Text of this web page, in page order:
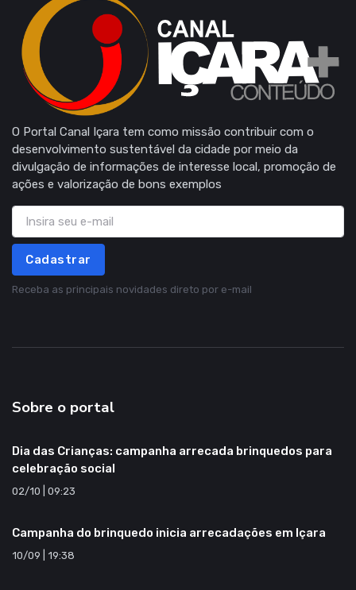
O Portal Canal Içara tem como missão contribuir com o
desenvolvimento sustentável da cidade por meio da
divulgação de informações de interesse local, promoção de
ações e valorização de bons exemplos
Cadastrar
Receba as principais novidades direto por e-mail
Sobre o portal
Dia das Crianças: campanha arrecada brinquedos para
celebração social
02/10 | 09:23
Campanha do brinquedo inicia arrecadações em Içara
10/09 | 19:38